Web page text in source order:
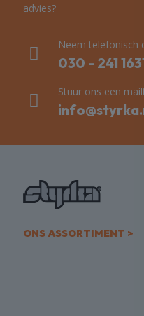
advies?
Neem telefonisch
030 - 241
Stuur ons een
ONS ASSORTIMENT >